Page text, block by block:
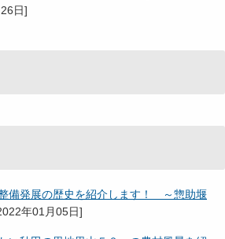
日]
備発展の歴史を紹介します！ ～惣助堰
年01月05日]